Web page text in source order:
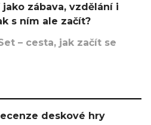
zábava, vzdělání i
s ním ale začít?
– cesta, jak začít se
deskové hry